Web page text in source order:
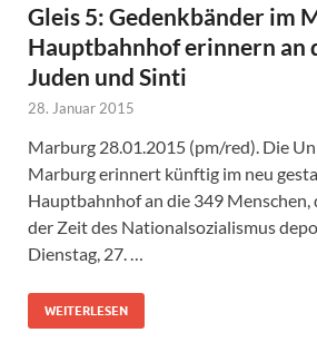
Gleis 5: Gedenkbänder im
Hauptbahnhof erinnern an
Juden und Sinti
28. Januar 2015
Marburg 28.01.2015 (pm/red). Die
Marburg erinnert künftig im neu
Hauptbahnhof an die 349 Menschen,
der Zeit des Nationalsozialismus
Dienstag, 27. …
WEITERLESEN